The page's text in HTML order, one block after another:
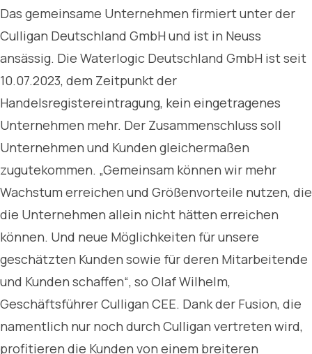
Das gemeinsame Unternehmen firmiert unter der
Culligan Deutschland GmbH und ist in Neuss
ansässig. Die Waterlogic Deutschland GmbH ist seit
10.07.2023, dem Zeitpunkt der
Handelsregistereintragung, kein eingetragenes
Unternehmen mehr. Der Zusammenschluss soll
Unternehmen und Kunden gleichermaßen
zugutekommen. „Gemeinsam können wir mehr
Wachstum erreichen und Größenvorteile nutzen, die
die Unternehmen allein nicht hätten erreichen
können. Und neue Möglichkeiten für unsere
geschätzten Kunden sowie für deren Mitarbeitende
und Kunden schaffen“, so Olaf Wilhelm,
Geschäftsführer Culligan CEE. Dank der Fusion, die
namentlich nur noch durch Culligan vertreten wird,
profitieren die Kunden von einem breiteren